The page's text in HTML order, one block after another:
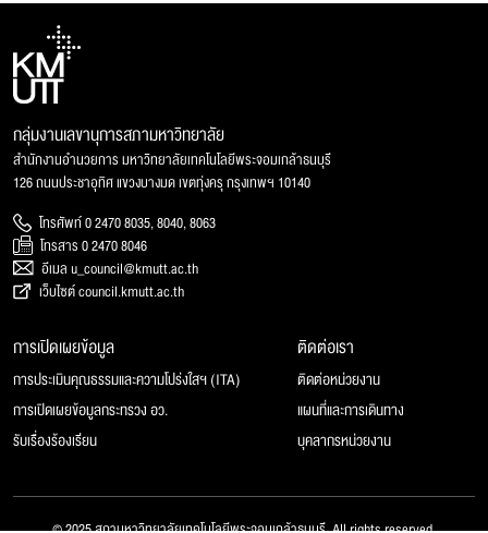
กลุ่มงานเลขานุการสภามหาวิทยาลัย
สำนักงานอำนวยการ มหาวิทยาลัยเทคโนโลยีพระจอมเกล้าธนบุรี
126 ถนนประชาอุทิศ แขวงบางมด เขตทุ่งครุ กรุงเทพฯ 10140
โทรศัพท์ 0 2470 8035, 8040, 8063
โทรสาร 0 2470 8046
อีเมล u_council@kmutt.ac.th
เว็บไซต์ council.kmutt.ac.th
การเปิดเผยข้อมูล
การประเมินคุณธรรมและความโปร่งใสฯ (ITA)
การเปิดเผยข้อมูลกระทรวง อว.
รับเรื่องร้องเรียน
ติดต่อเรา
ติดต่อหน่วยงาน
แผนที่และการเดินทาง
บุคลากรหน่วยงาน